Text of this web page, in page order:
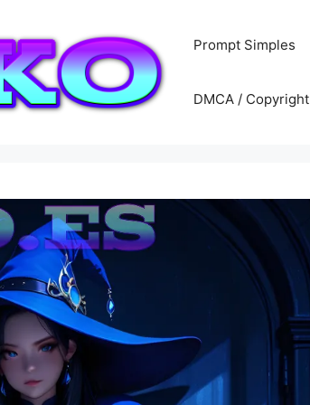
Prompt Simples
DMCA / Copyright